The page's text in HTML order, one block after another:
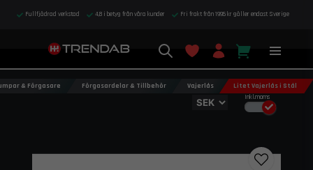
Fullfjädrad verkstad 4,8 i betyg från våra kunder Fri frakt från 1995 kr gäller endast Sverige
Inkl.moms
& Förgasare Förgasardelar & Tillbehör Vajerlås Litet Vajerlås i Stål